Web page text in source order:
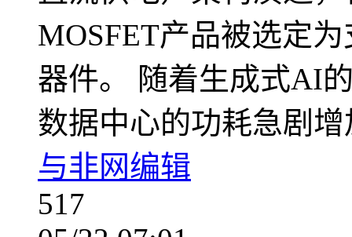
MOSFET产品被选定
器件。 随着生成式AI
数据中心的功耗急剧
与非网编辑
517